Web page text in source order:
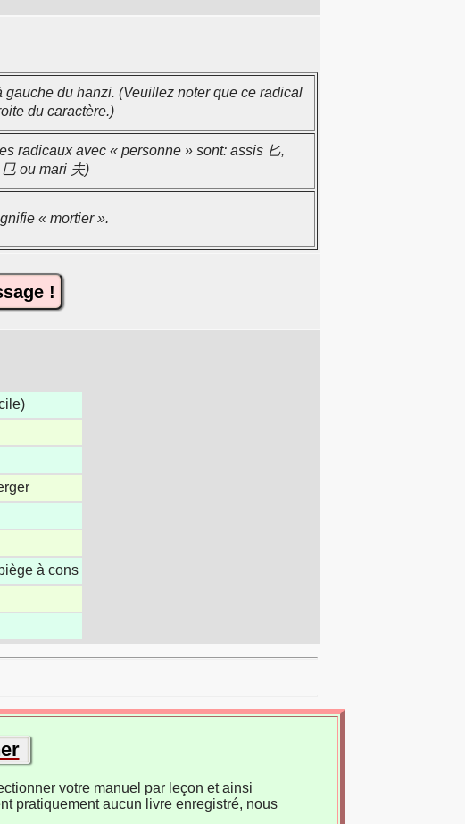
du hanzi. (Veuillez noter que ce radical
du caractère.)
radicaux avec « personne » sont: assis 匕,
ou mari 夫)
« mortier ».
!
à cons
votre manuel par leçon et ainsi
pratiquement aucun livre enregistré, nous